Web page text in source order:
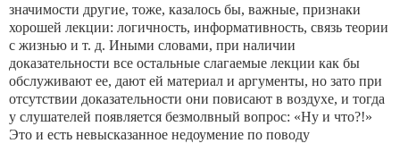
значимости другие, тоже, каза­лось бы, важные, признаки
хорошей лекции: логичность, ин­формативность, связь теории
с жизнью и т. д. Иными словами, при наличии
доказательности все остальные слагаемые лекции как бы
обслуживают ее, дают ей материал и аргументы, но зато при
отсутствии доказательности они повисают в воздухе, и тогда
у слушателей появляется безмолвный вопрос: «Ну и что?!»
Это и есть невысказанное недоумение по поводу